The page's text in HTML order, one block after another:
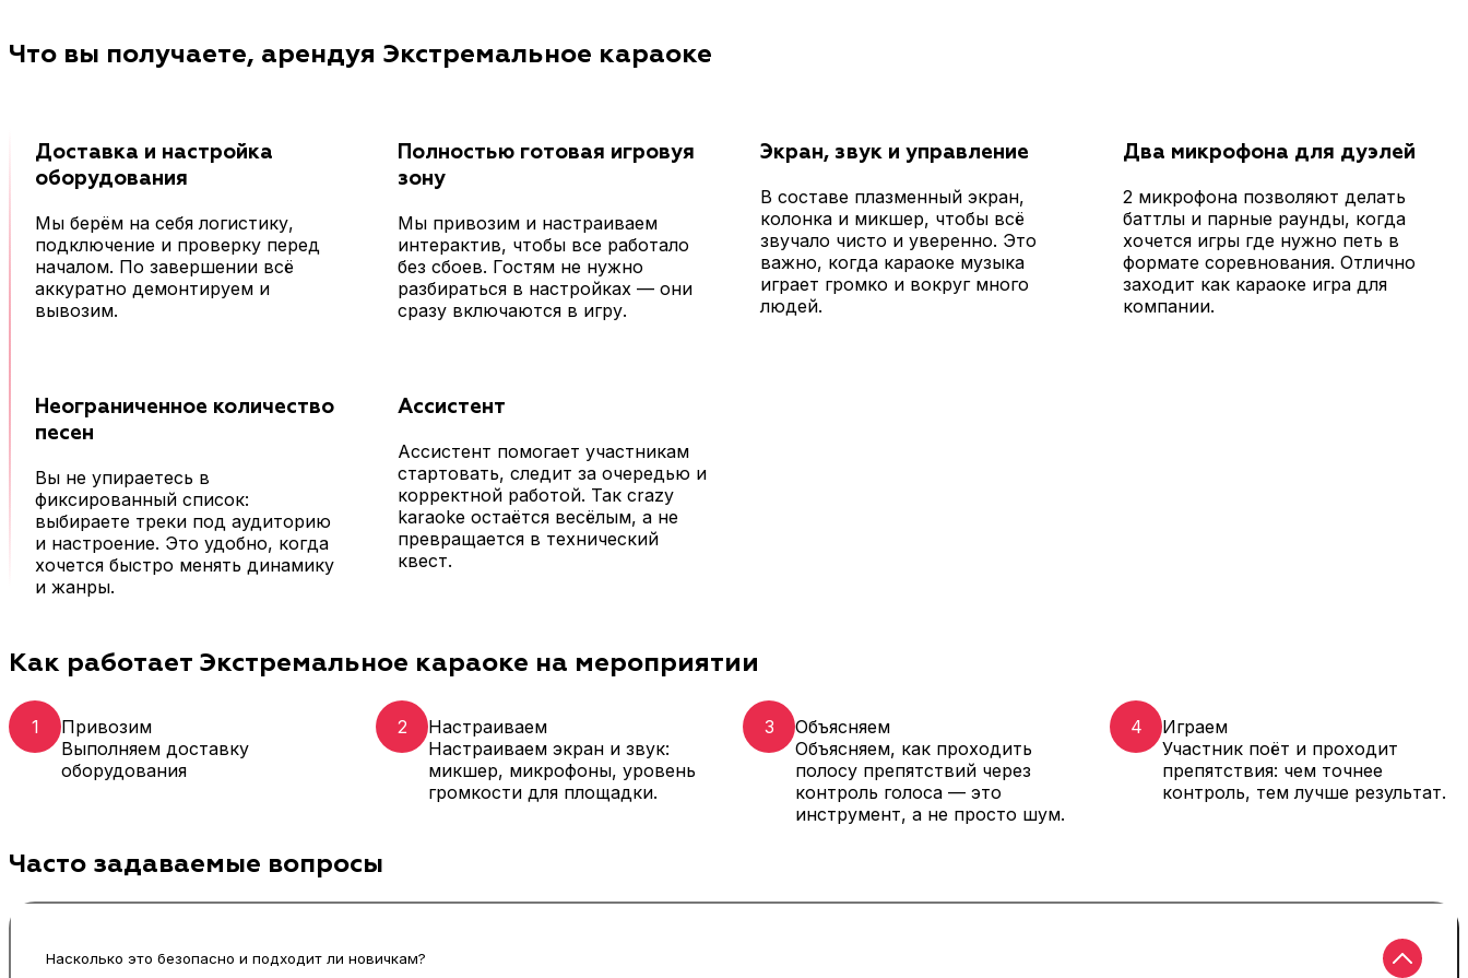
Что вы получаете, арендуя Экстремальное караоке
Доставка и настройка
оборудования
Мы берём на себя логистику,
подключение и проверку перед
началом. По завершении всё
аккуратно демонтируем и
вывозим.
Полностью готовая игровуя
зону
Мы привозим и настраиваем
интерактив, чтобы все работало
без сбоев. Гостям не нужно
разбираться в настройках — они
сразу включаются в игру.
Экран, звук и управление
В составе плазменный экран,
колонка и микшер, чтобы всё
звучало чисто и уверенно. Это
важно, когда караоке музыка
играет громко и вокруг много
людей.
Два микрофона для дуэлей
2 микрофона позволяют делать
баттлы и парные раунды, когда
хочется игры где нужно петь в
формате соревнования. Отлично
заходит как караоке игра для
компании.
Неограниченное количество
песен
Вы не упираетесь в
фиксированный список:
выбираете треки под аудиторию
и настроение. Это удобно, когда
хочется быстро менять динамику
и жанры.
Ассистент
Ассистент помогает участникам
стартовать, следит за очередью и
корректной работой. Так crazy
karaoke остаётся весёлым, а не
превращается в технический
квест.
Как работает Экстремальное караоке на мероприятии
1
Привозим
Выполняем доставку
оборудования
2
Настраиваем
Настраиваем экран и звук:
микшер, микрофоны, уровень
громкости для площадки.
3
Объясняем
Объясняем, как проходить
полосу препятствий через
контроль голоса — это
инструмент, а не просто шум.
4
Играем
Участник поёт и проходит
препятствия: чем точнее
контроль, тем лучше результат.
Часто задаваемые вопросы
Насколько это безопасно и подходит ли новичкам?